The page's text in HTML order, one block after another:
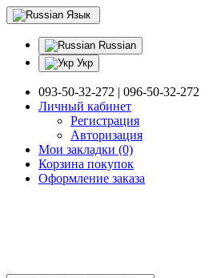
Язык
Russian
Укр
093-50-32-272 | 096-50-32-272
Личный кабинет
Регистрация
Авторизация
Мои закладки (0)
Корзина покупок
Оформление заказа